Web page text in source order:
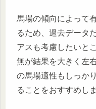
馬場の傾向によって
るため、過去データ
アスも考慮したいと
無が結果を大きく左
の馬場適性もしっか
ることをおすすめしま